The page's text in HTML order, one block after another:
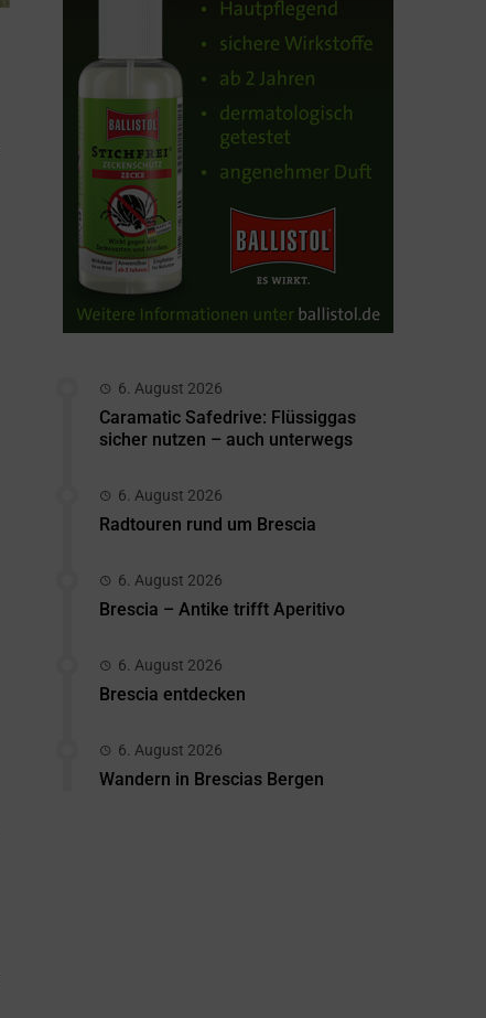
6. August 2026
Caramatic Safedrive: Flüssiggas
sicher nutzen – auch unterwegs
6. August 2026
Radtouren rund um Brescia
6. August 2026
Brescia – Antike trifft Aperitivo
6. August 2026
Brescia entdecken
6. August 2026
Wandern in Brescias Bergen